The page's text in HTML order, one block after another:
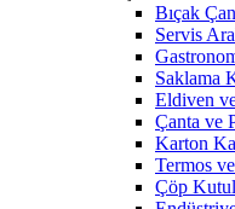
Bıçak
Servis
Saklama
Eldiven
Çanta ve
Karton
Termos
Çöp